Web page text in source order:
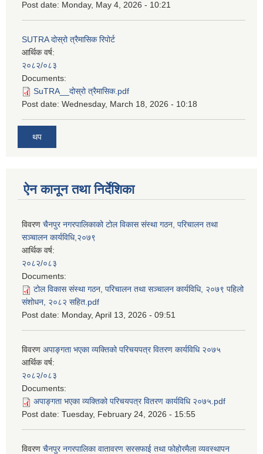
Post date: Monday, May 4, 2026 - 10:21
SUTRA दोस्रो त्रैमासिक रिपोर्ट
आर्थिक वर्ष:
२०८२/०८३
Documents:
SuTRA__दोस्रो त्रैमासिक.pdf
Post date: Wednesday, March 18, 2026 - 10:18
थप
ऐन कानून तथा निर्देशिका
विवरण चैनपुर नगरपालिकाको टोल विकास संस्था गठन, परिचालन तथा
सञ्चालन कार्यविधि,२०७९
आर्थिक वर्ष:
२०८२/०८३
Documents:
टोल विकास संस्था गठन, परिचालन तथा सञ्चालन कार्यविधि, २०७९ पहिलो
संशोधन, २०८२ सहित.pdf
Post date: Monday, April 13, 2026 - 09:51
विवरण अपाङ्गता भएका व्यक्तिको परिचयपत्र वितरण कार्यविधि २०७५
आर्थिक वर्ष:
२०८२/०८३
Documents:
अपाङ्गता भएका व्यक्तिको परिचयपत्र वितरण कार्यविधि २०७५.pdf
Post date: Tuesday, February 24, 2026 - 15:55
विवरण चैनपुर नगरपालिका वातावरण सरसफाई तथा फोहोरमैला व्यवस्थापन